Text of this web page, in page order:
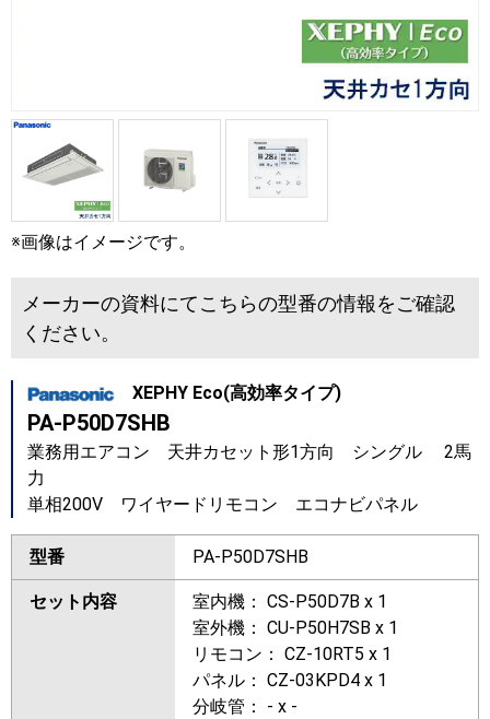
※画像はイメージです。
メーカーの資料にてこちらの型番の情報をご確認
ください。
XEPHY Eco(高効率タイプ)
PA-P50D7SHB
業務用エアコン 天井カセット形1方向 シングル 2馬
力
単相200V ワイヤードリモコン エコナビパネル
型番 PA-P50D7SHB
セット内容
室内機： CS-P50D7B x 1
室外機： CU-P50H7SB x 1
リモコン： CZ-10RT5 x 1
パネル： CZ-03KPD4 x 1
分岐管： - x -